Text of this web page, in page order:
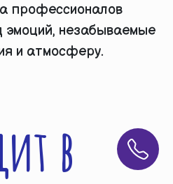
профессионалов
эмоций, незабываемые
и атмосферу.
в